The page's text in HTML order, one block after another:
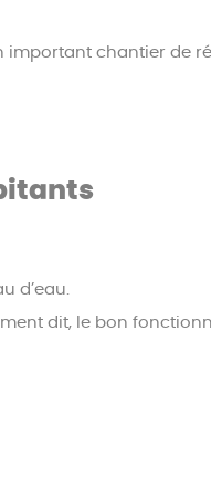
important chantier de
d’eau.
dit, le bon